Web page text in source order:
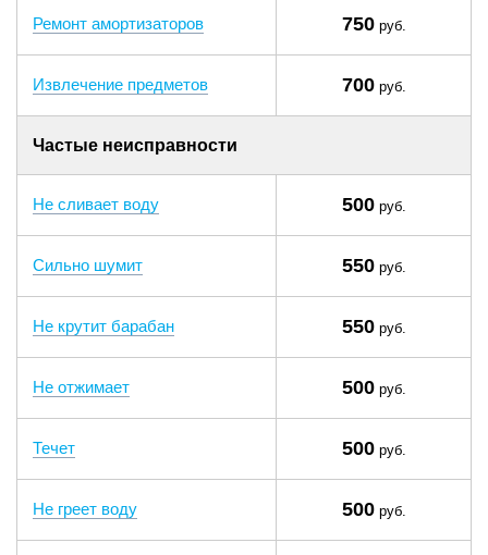
Ремонт амортизаторов 750руб.
Извлечение предметов 700руб.
Частые неисправности
Не сливает воду 500руб.
Сильно шумит 550руб.
Не крутит барабан 550руб.
Не отжимает 500руб.
Течет 500руб.
Не греет воду 500руб.